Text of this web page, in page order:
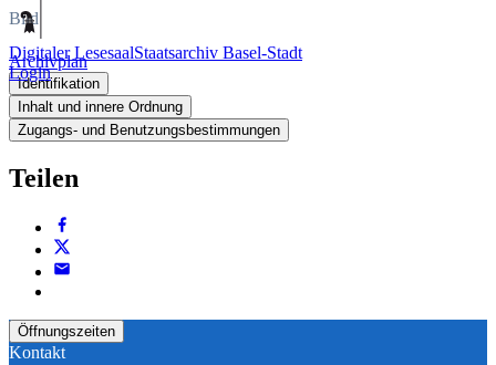
Digitaler LesesaalStaatsarchiv Basel-Stadt
Login
Bild
Archivplan
Identifikation
Inhalt und innere Ordnung
Zugangs- und Benutzungsbestimmungen
Teilen
Öffnungszeiten
Kontakt